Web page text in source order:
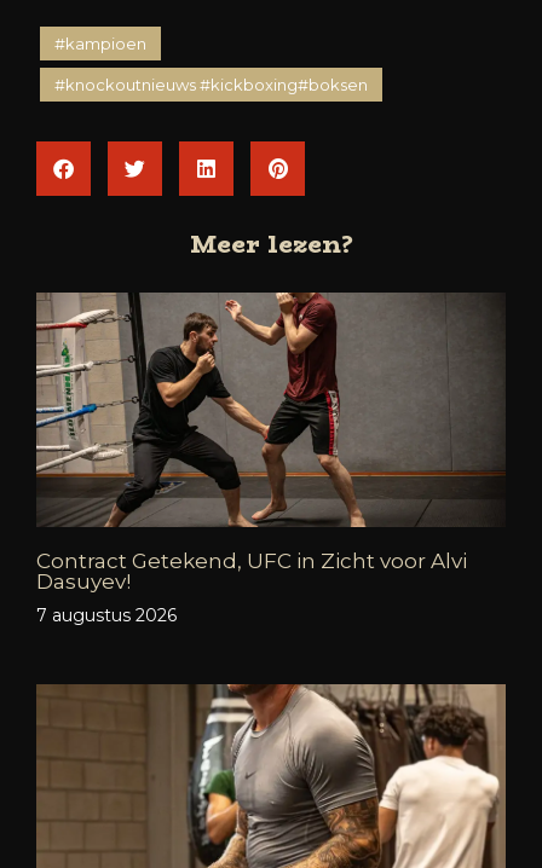
#kampioen
#knockoutnieuws #kickboxing#boksen
Meer lezen?
Contract Getekend, UFC in Zicht voor Alvi
Dasuyev!
7 augustus 2026